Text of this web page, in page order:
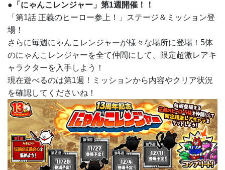
●「にゃんこレンジャー」第1週開催！！
「第1話 正義のヒーロー参上！」ステージ＆ミッション登
場！
さらに毎週にゃんこレンジャーが様々な場所に登場！5体
のにゃんこレンジャーを全て仲間にして、限定超激レアキ
ャラクターを入手しよう！
現在遊べるのは第1週！ミッションから内容やクリア状況
を確認してくださいね！